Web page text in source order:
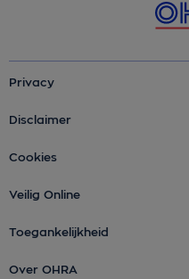
Privacy
Disclaimer
Cookies
Veilig Online
Toegankelijkheid
Over OHRA